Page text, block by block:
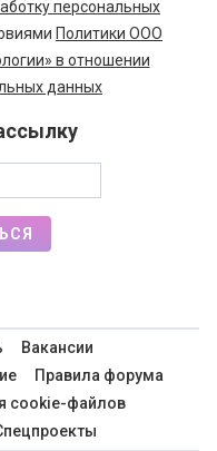
персональных
Политики ООО
в отношении
данных
Вакансии
Правила форума
cookie-файлов